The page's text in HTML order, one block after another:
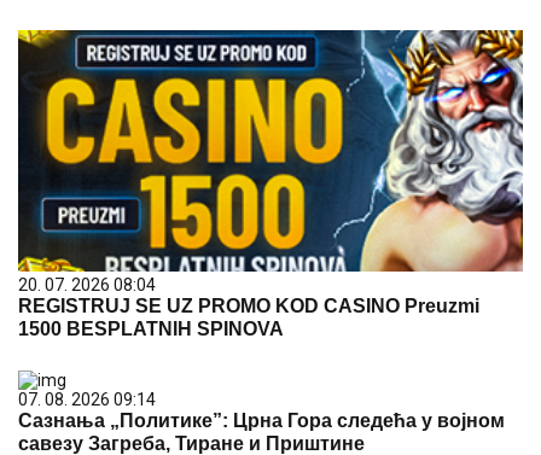
20. 07. 2026 08:04
REGISTRUJ SE UZ PROMO KOD CASINO Preuzmi
1500 BESPLATNIH SPINOVA
07. 08. 2026 09:14
Сазнања „Политике”: Црна Гора следећа у војном
савезу Загреба, Тиране и Приштине